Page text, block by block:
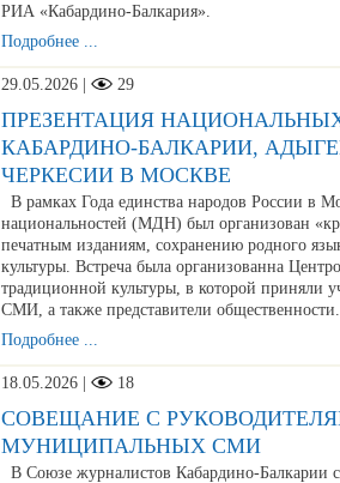
РИА «Кабардино-Балкария».
Подробнее ...
29.05.2026 | 29
ПРЕЗЕНТАЦИЯ
КАБАРДИНО-БАЛКАРИИ,
ЧЕРКЕСИИ В МОСКВЕ
В рамках Года единства народов России в
национальностей (МДН) был организован
печатным изданиям, сохранению родного
культуры. Встреча была организованна
традиционной культуры, в которой приняли
СМИ, а также представители общественности.
Подробнее ...
18.05.2026 | 18
СОВЕЩАНИЕ С
МУНИЦИПАЛЬНЫХ СМИ
В Союзе журналистов Кабардино-Балкарии